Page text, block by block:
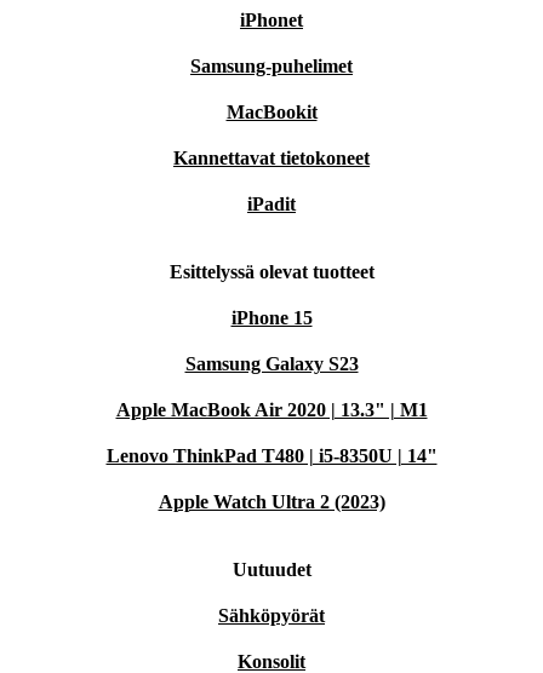
iPhonet
Samsung-puhelimet
MacBookit
Kannettavat tietokoneet
iPadit
Esittelyssä olevat tuotteet
iPhone 15
Samsung Galaxy S23
Apple MacBook Air 2020 | 13.3" | M1
Lenovo ThinkPad T480 | i5-8350U | 14"
Apple Watch Ultra 2 (2023)
Uutuudet
Sähköpyörät
Konsolit